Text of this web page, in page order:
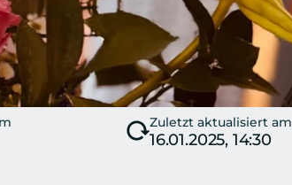
Zuletzt aktualisiert am
16.01.2025, 14:30